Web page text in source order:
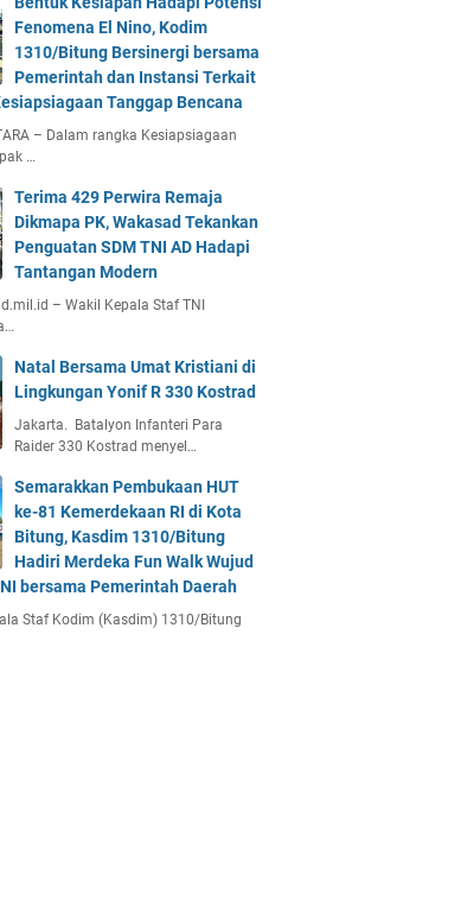
Fenomena El Nino, Kodim
1310/Bitung Bersinergi bersama
Pemerintah dan Instansi Terkait
Tanggap Bencana
– Dalam rangka Kesiapsiagaan
…
Terima 429 Perwira Remaja
Dikmapa PK, Wakasad Tekankan
Penguatan SDM TNI AD Hadapi
Tantangan Modern
– Wakil Kepala Staf TNI
Natal Bersama Umat Kristiani di
Lingkungan Yonif R 330 Kostrad
Jakarta. Batalyon Infanteri Para
Raider 330 Kostrad menyel…
Semarakkan Pembukaan HUT
ke-81 Kemerdekaan RI di Kota
Bitung, Kasdim 1310/Bitung
Hadiri Merdeka Fun Walk Wujud
bersama Pemerintah Daerah
Staf Kodim (Kasdim) 1310/Bitung